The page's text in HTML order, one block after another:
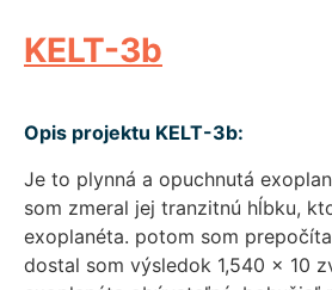
KELT-3b
Opis projektu KELT-3b:
Je to plynná a opuchnutá
som zmeral jej tranzitnú hĺbku,
exoplanéta. potom som
dostal som výsledok 1,540 x 10